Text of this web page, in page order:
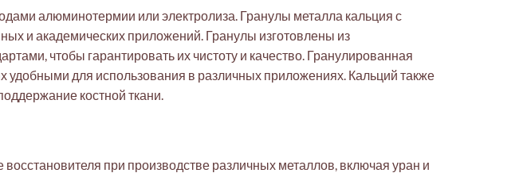
алюминотермии или электролиза. Гранулы металла кальция с
и академических приложений. Гранулы изготовлены из
чтобы гарантировать их чистоту и качество. Гранулированная
для использования в различных приложениях. Кальций также
костной ткани.
при производстве различных металлов, включая уран и